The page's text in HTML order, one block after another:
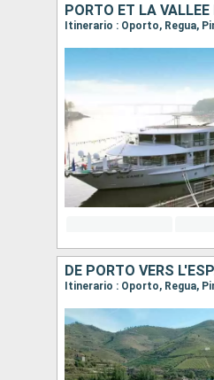
PORTO ET LA VALLÉE
Itinerario : Oporto, Regua,